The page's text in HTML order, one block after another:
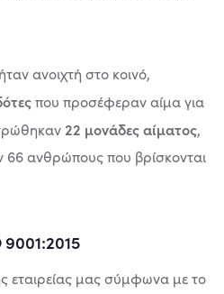
ανοιχτή στο κοινό,
που προσέφεραν αίμα για
22 μονάδες αίματος,
66 ανθρώπους που βρίσκονται
εταιρείας μας σύμφωνα με το